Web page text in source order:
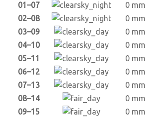
01–07
0 mm
02–08
0 mm
03–09
0 mm
04–10
0 mm
05–11
0 mm
06–12
0 mm
07–13
0 mm
08–14
0 mm
09–15
0 mm